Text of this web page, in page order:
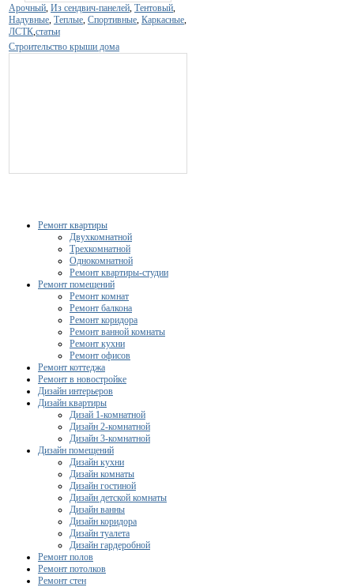
Арочный Из сендвич-панелей Тентовый
Надувные Теплые Спортивные Каркасные
ЛСТК статьи
Строительство крыши дома
Ремонт квартиры
Двухкомнатной
Трехкомнатной
Однокомнатной
Ремонт квартиры-студии
Ремонт помещений
Ремонт комнат
Ремонт балкона
Ремонт коридора
Ремонт ванной комнаты
Ремонт кухни
Ремонт офисов
Ремонт коттеджа
Ремонт в новостройке
Дизайн интерьеров
Дизайн квартиры
Дизай 1-комнатной
Дизайн 2-комнатной
Дизайн 3-комнатной
Дизайн помещений
Дизайн кухни
Дизайн комнаты
Дизайн гостиной
Дизайн детской комнаты
Дизайн ванны
Дизайн коридора
Дизайн туалета
Дизайн гардеробной
Ремонт полов
Ремонт потолков
Ремонт стен